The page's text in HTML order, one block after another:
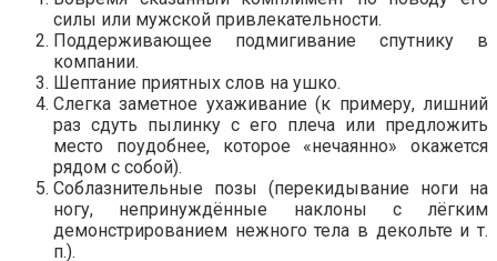
силы или мужской привлекательности.
Поддерживающее подмигивание спутнику в
компании.
Шептание приятных слов на ушко.
Слегка заметное ухаживание (к примеру, лишний
раз сдуть пылинку с его плеча или предложить
место поудобнее, которое «нечаянно» окажется
рядом с собой).
Соблазнительные позы (перекидывание ноги на
ногу, непринуждённые наклоны с лёгким
демонстрированием нежного тела в декольте и т.
п.).